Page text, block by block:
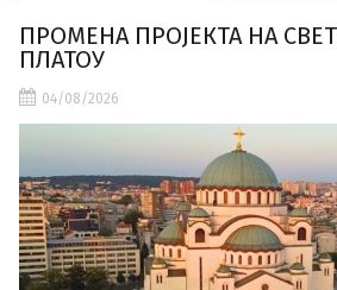
ПРОМЕНА ПРОЈЕКТА НА
ПЛАТОУ
04/08/2026